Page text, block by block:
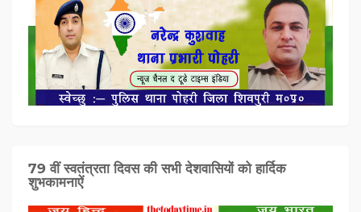
79 वीं स्वतंत्रता दिवस की सभी देशवासियों को हार्दिक
शुभकामनाऐं